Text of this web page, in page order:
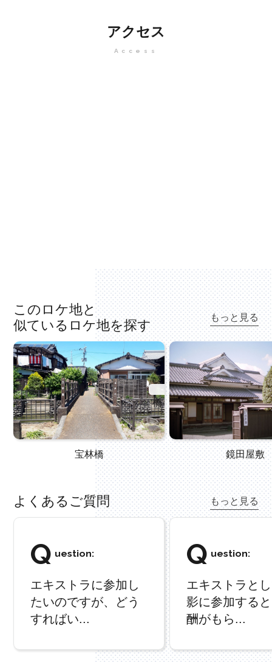
アクセス
Access
このロケ地と
似ているロケ地を探す
もっと見る
宝林橋 鏡田屋敷
よくあるご質問 もっと見る
Q uestion:
エキストラに参加し
たいのですが、どう
すればい...
Q uestion:
エキストラと
影に参加する
酬がもら...